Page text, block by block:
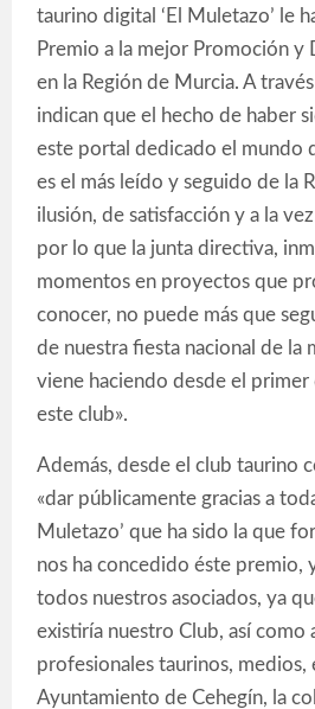
taurino digital ‘El Muletazo’ le
Premio a la mejor Promoción y
en la Región de Murcia. A
indican que el hecho de haber
este portal dedicado el mundo
es el más leído y seguido de la
ilusión, de satisfacción y a la
por lo que la junta directiva,
momentos en proyectos que
conocer, no puede más que
de nuestra fiesta nacional de la
viene haciendo desde el primer
este club».
Además, desde el club taurino
«dar públicamente gracias a
Muletazo’ que ha sido la que
nos ha concedido éste premio,
todos nuestros asociados, ya
existiría nuestro Club, así como
profesionales taurinos, medios,
Ayuntamiento de Cehegín, la